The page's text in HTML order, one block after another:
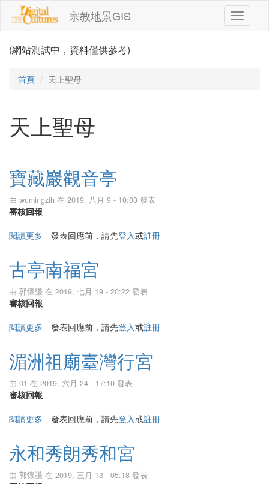
移至主內容
宗教地景GIS
Toggle
(網站測試中，資料僅供參考)
首頁 天上聖母
天上聖母
寶藏巖觀音亭
由 wumingzih 在 2019, 八月 9 - 10:03 發表
審核回報
閱讀更多 關於寶藏巖觀音亭
發表回應前，請先登入或註冊
古亭南福宮
由 郭懷謙 在 2019, 七月 19 - 20:22 發表
審核回報
閱讀更多 關於古亭南福宮
發表回應前，請先登入或註冊
湄洲祖廟臺灣行宮
由 01 在 2019, 六月 24 - 17:10 發表
審核回報
閱讀更多 關於湄洲祖廟臺灣行宮
發表回應前，請先登入或註冊
永和秀朗秀和宮
由 郭懷謙 在 2019, 三月 13 - 05:18 發表